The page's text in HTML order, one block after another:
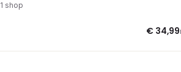
shop
€ 34,99